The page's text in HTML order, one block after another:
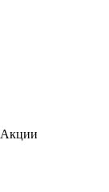
Акции